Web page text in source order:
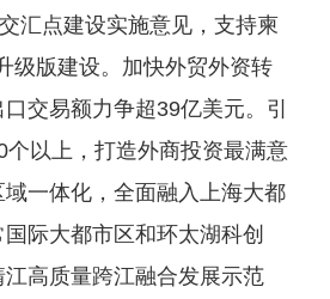
汇点建设实施意见，支持柬
级版建设。加快外贸外资转
交易额力争超39亿美元。引
个以上，打造外商投资最满意
一体化，全面融入上海大都
际大都市区和环太湖科创
高质量跨江融合发展示范